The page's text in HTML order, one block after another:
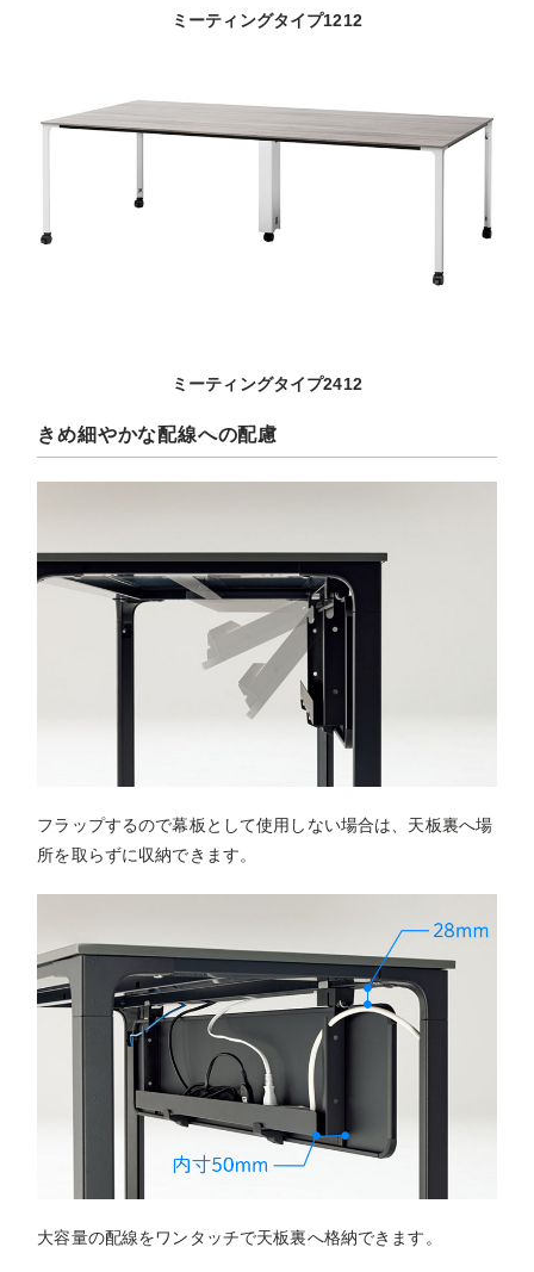
ミーティングタイプ1212
ミーティングタイプ2412
きめ細やかな配線への配慮
フラップするので幕板として使用しない場合は、天板裏へ場
所を取らずに収納できます。
大容量の配線をワンタッチで天板裏へ格納できます。